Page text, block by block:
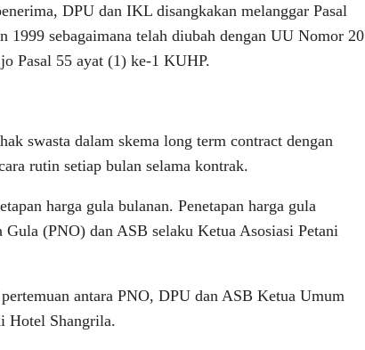
DPU dan IKL disangkakan melanggar Pasal
sebagaimana telah diubah dengan UU Nomor 20
Pasal 55 ayat (1) ke-1 KUHP.
swasta dalam skema long term contract dengan
rutin setiap bulan selama kontrak.
harga gula bulanan. Penetapan harga gula
(PNO) dan ASB selaku Ketua Asosiasi Petani
antara PNO, DPU dan ASB Ketua Umum
Hotel Shangrila.